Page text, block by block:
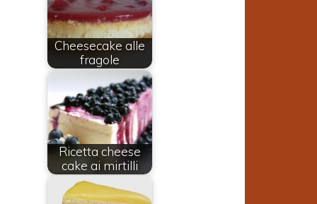
Cheesecake alle
fragole
Ricetta cheese
cake ai mirtilli